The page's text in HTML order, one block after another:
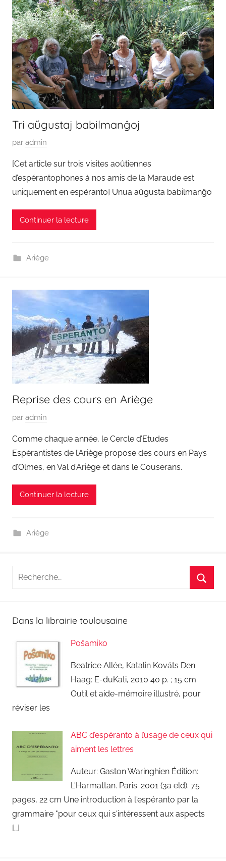
i
2
0
2
1
Tri aŭgustaj babilmanĝoj
P
b
l
i
é
s
e
m
r
e
1
8
par admin
[Cet article sur trois visites aoûtiennes
d’espérantophones à nos amis de la Maraude est
uniquement en espéranto] Unua aŭgusta babilmanĝo
Continuer la lecture
Ariège
Reprise des cours en Ariège
P
b
l
i
é
9
par admin
Comme chaque année, le Cercle d’Etudes
Espérantistes de l’Ariège propose des cours en Pays
d’Olmes, en Val d’Ariège et dans le Couserans.
Continuer la lecture
Ariège
Recherche
Dans la librairie toulousaine
Poŝamiko
Beatrice Allée, Katalin Kováts Den
Haag: E-duKati, 2010 40 p. ; 15 cm
Outil et aide-mémoire illustré, pour
réviser les
ABC d’espéranto à l’usage de ceux qui
aiment les lettres
Auteur: Gaston Waringhien Édition:
L'Harmattan. Paris. 2001 (3a eld). 75
pages, 22 cm Une introduction à l'espéranto par la
grammaire "pour ceux qui s'intéressent aux aspects
[…]